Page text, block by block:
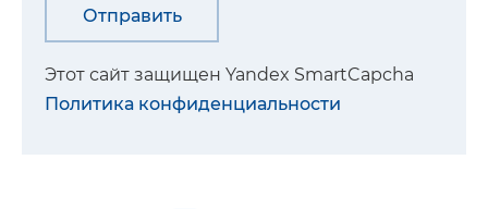
Этот сайт защищен Yandex SmartCapcha
Политика конфиденциальности